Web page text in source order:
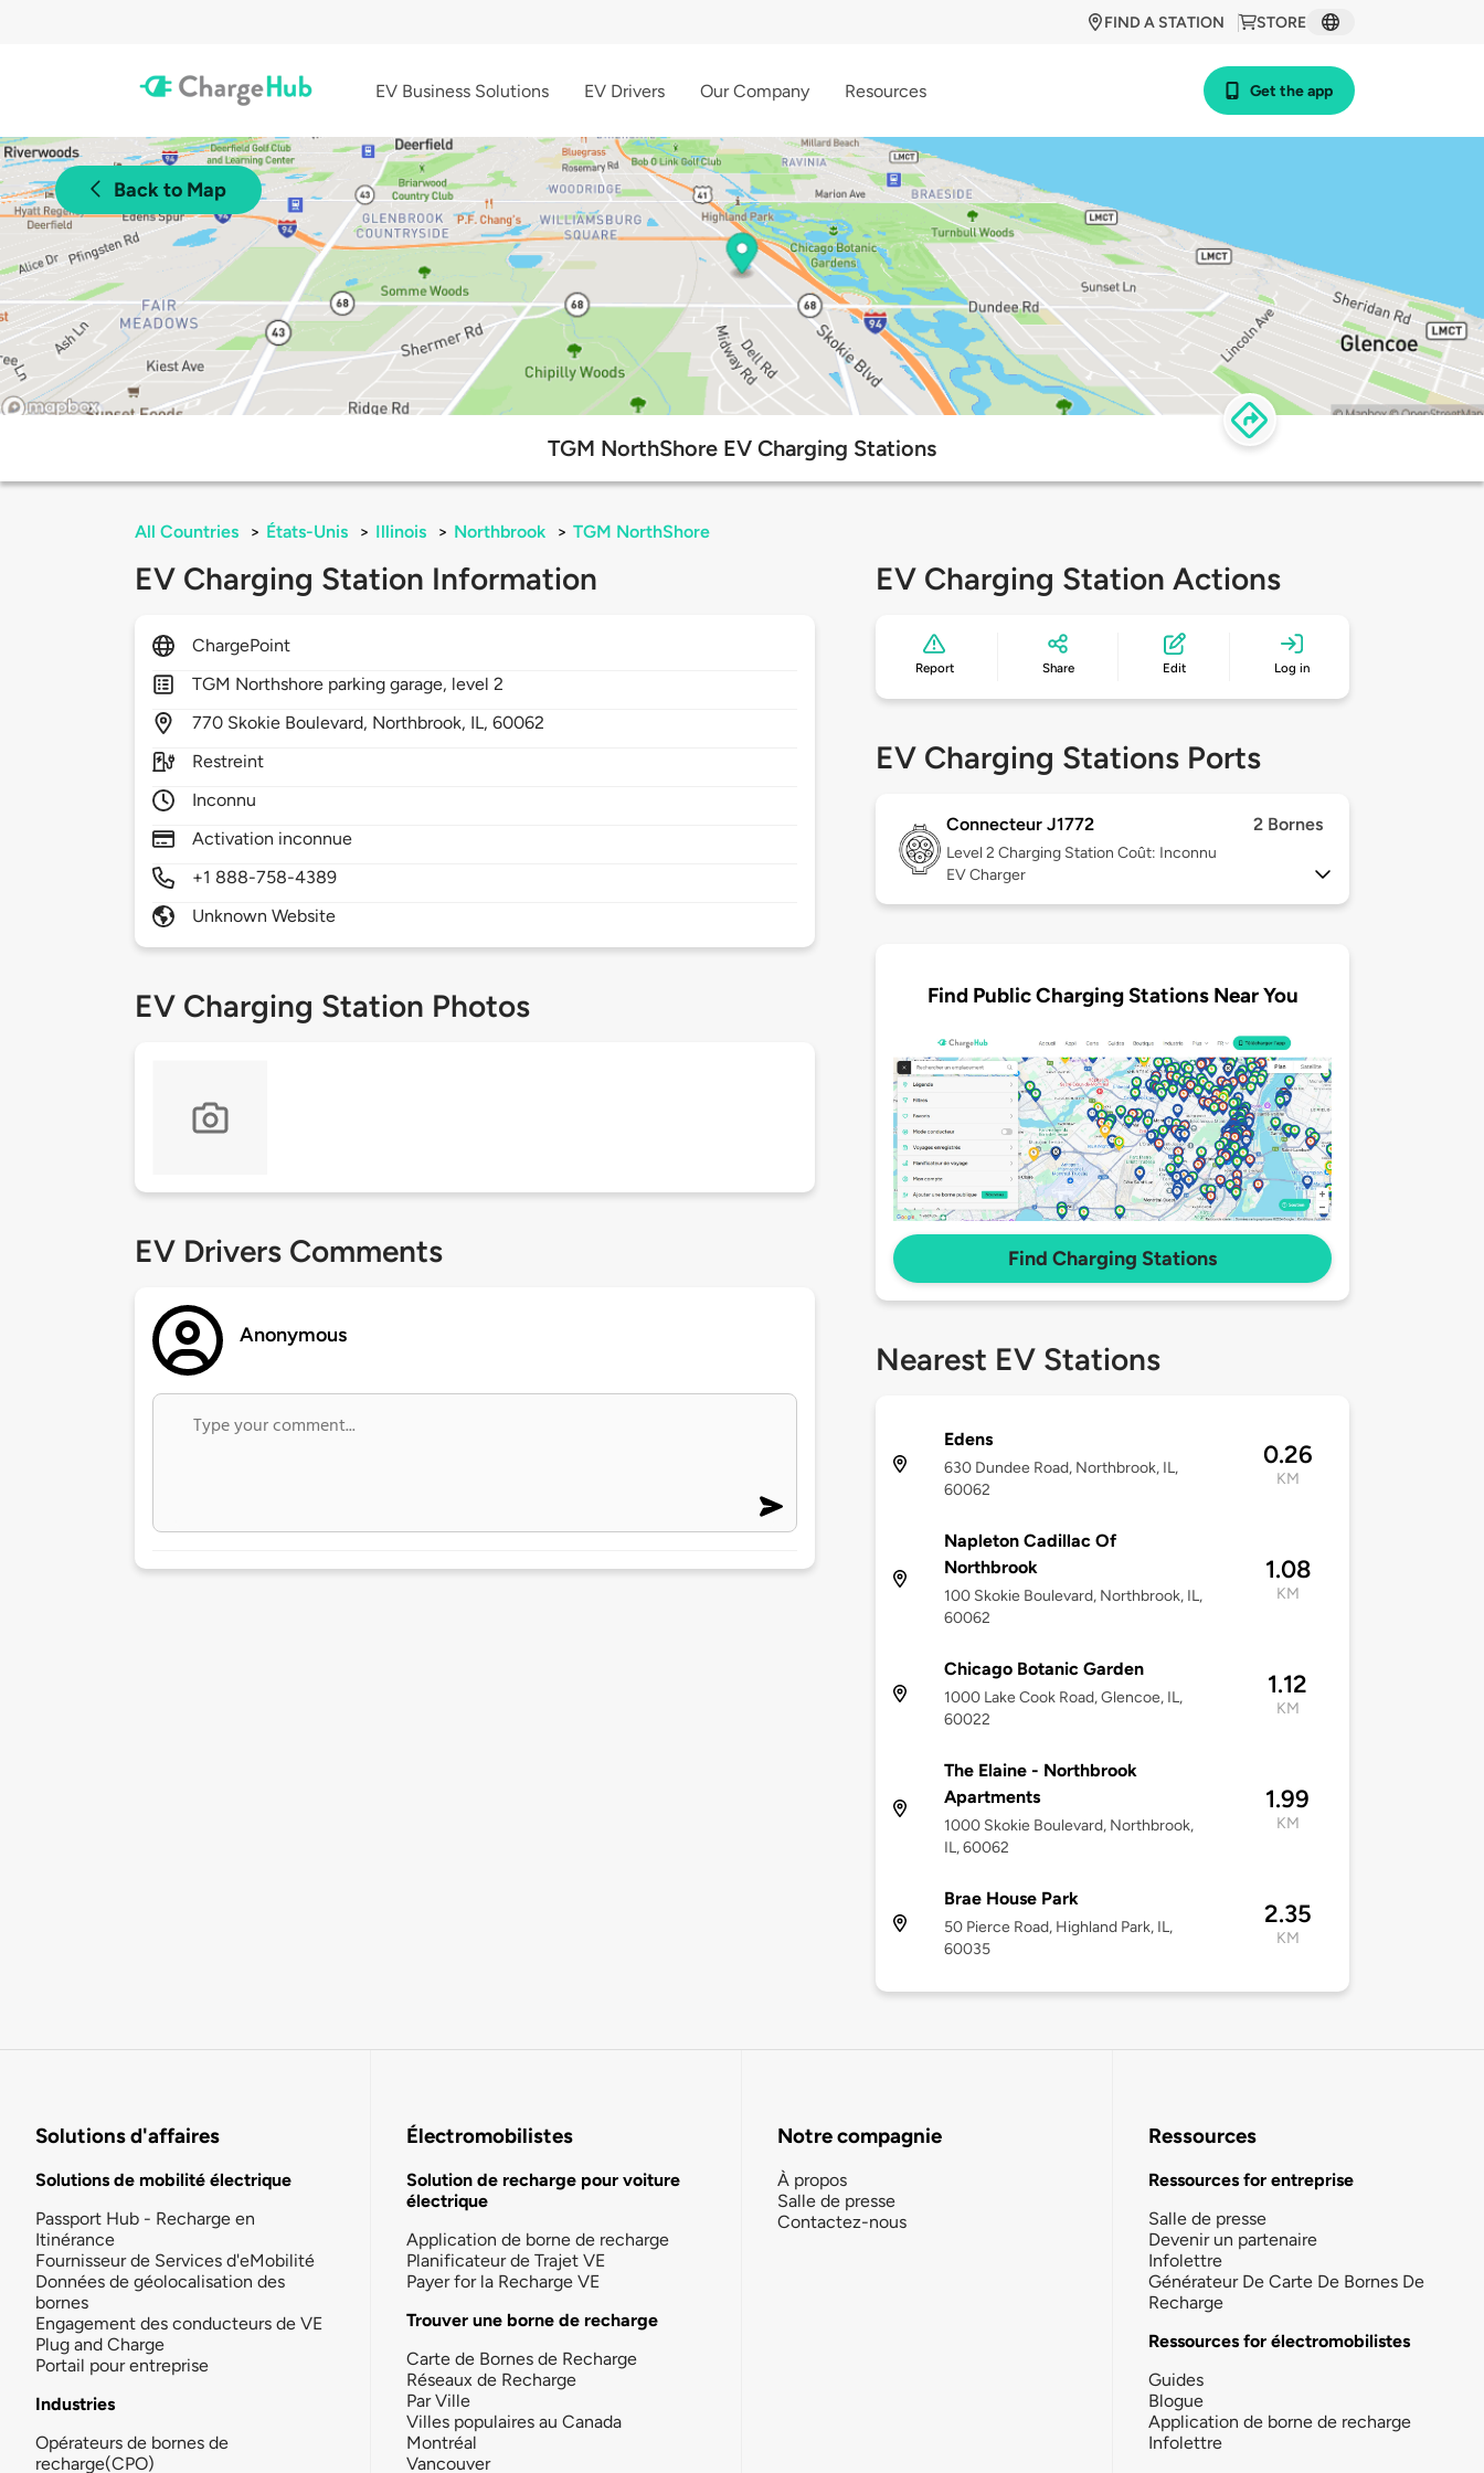
STORE
FIND A STATION
EV Business Solutions EV Drivers Our Company Resources Get the app
Back to Map
TGM NorthShore EV Charging Stations
All Countries > États-Unis > Illinois > Northbrook > TGM NorthShore
EV Charging Station Information
ChargePoint
TGM Northshore parking garage, level 2
770 Skokie Boulevard, Northbrook, IL,60062
Restreint
Inconnu
Activation inconnue
+1 888-758-4389
Unknown Website
EV Charging Station Photos
EV Drivers Comments
Anonymous
EV Charging Station Actions
Report Share Edit Log in
EV Charging Stations Ports
Connecteur J1772 2 Bornes
Level 2 Charging Station Coût: Inconnu
EV Charger
Find Public Charging Stations Near You
Find Charging Stations
Nearest EV Stations
Edens
630 Dundee Road, Northbrook, IL,
60062
0.26
KM
Napleton Cadillac Of
Northbrook
100 Skokie Boulevard, Northbrook, IL,
60062
1.08
KM
Chicago Botanic Garden
1000 Lake Cook Road, Glencoe, IL,
60022
1.12
KM
The Elaine - Northbrook
Apartments
1000 Skokie Boulevard, Northbrook,
IL, 60062
1.99
KM
Brae House Park
50 Pierce Road, Highland Park, IL,
60035
2.35
KM
Solutions d'affaires
Solutions de mobilité électrique
Passport Hub - Recharge en
Itinérance
Fournisseur de Services d'eMobilité
Données de géolocalisation des
bornes
Engagement des conducteurs de VE
Plug and Charge
Portail pour entreprise
Industries
Opérateurs de bornes de
recharge(CPO)
Électromobilistes
Solution de recharge pour voiture
électrique
Application de borne de recharge
Planificateur de Trajet VE
Payer for la Recharge VE
Trouver une borne de recharge
Carte de Bornes de Recharge
Réseaux de Recharge
Par Ville
Villes populaires au Canada
Montréal
Vancouver
Notre compagnie
À propos
Salle de presse
Contactez-nous
Ressources
Ressources for entreprise
Salle de presse
Devenir un partenaire
Infolettre
Générateur De Carte De Bornes De
Recharge
Ressources for électromobilistes
Guides
Blogue
Application de borne de recharge
Infolettre